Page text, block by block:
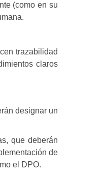
(como en su
trazabilidad
claros
designar un
que deberán
de
el DPO.